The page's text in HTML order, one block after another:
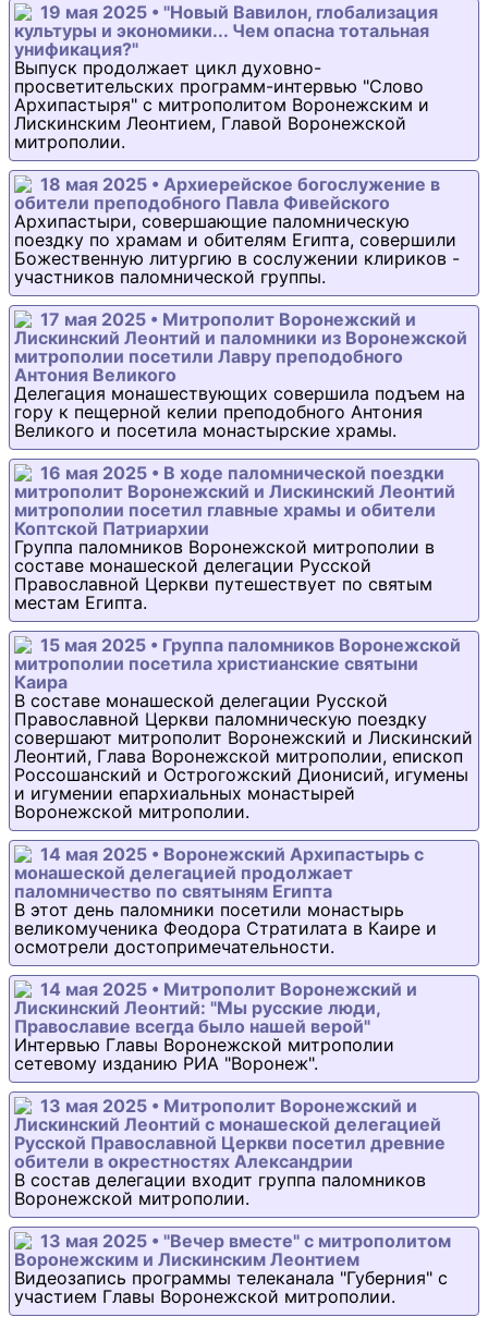
19 мая 2025 • "Новый Вавилон, глобализация
культуры и экономики... Чем опасна тотальная
унификация?"
Выпуск продолжает цикл духовно-
просветительских программ-интервью "Слово
Архипастыря" с митрополитом Воронежским и
Лискинским Леонтием, Главой Воронежской
митрополии.
18 мая 2025 • Архиерейское богослужение в
обители преподобного Павла Фивейского
Архипастыри, совершающие паломническую
поездку по храмам и обителям Египта, совершили
Божественную литургию в сослужении клириков -
участников паломнической группы.
17 мая 2025 • Митрополит Воронежский и
Лискинский Леонтий и паломники из Воронежской
митрополии посетили Лавру преподобного
Антония Великого
Делегация монашествующих совершила подъем на
гору к пещерной келии преподобного Антония
Великого и посетила монастырские храмы.
16 мая 2025 • В ходе паломнической поездки
митрополит Воронежский и Лискинский Леонтий
митрополии посетил главные храмы и обители
Коптской Патриархии
Группа паломников Воронежской митрополии в
составе монашеской делегации Русской
Православной Церкви путешествует по святым
местам Египта.
15 мая 2025 • Группа паломников Воронежской
митрополии посетила христианские святыни
Каира
В составе монашеской делегации Русской
Православной Церкви паломническую поездку
совершают митрополит Воронежский и Лискинский
Леонтий, Глава Воронежской митрополии, епископ
Россошанский и Острогожский Дионисий, игумены
и игумении епархиальных монастырей
Воронежской митрополии.
14 мая 2025 • Воронежский Архипастырь с
монашеской делегацией продолжает
паломничество по святыням Египта
В этот день паломники посетили монастырь
великомученика Феодора Стратилата в Каире и
осмотрели достопримечательности.
14 мая 2025 • Митрополит Воронежский и
Лискинский Леонтий: "Мы русские люди,
Православие всегда было нашей верой"
Интервью Главы Воронежской митрополии
сетевому изданию РИА "Воронеж".
13 мая 2025 • Митрополит Воронежский и
Лискинский Леонтий с монашеской делегацией
Русской Православной Церкви посетил древние
обители в окрестностях Александрии
В состав делегации входит группа паломников
Воронежской митрополии.
13 мая 2025 • "Вечер вместе" с митрополитом
Воронежским и Лискинским Леонтием
Видеозапись программы телеканала "Губерния" с
участием Главы Воронежской митрополии.